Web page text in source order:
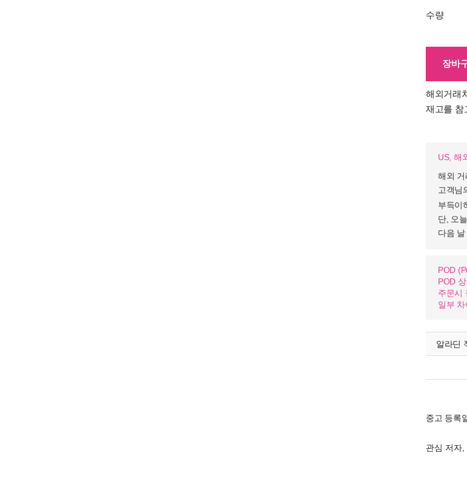
수량
장바
해외거래
재고를 참
US, 해
해외 거
고객님
부득이
단, 오
다음
POD
POD
주문시
일부
알라딘
중고 등록
관심 저자